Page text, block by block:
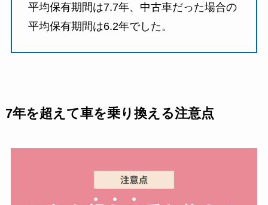
平均保有期間は7.7年、中古車だった場合の
平均保有期間は6.2年でした。
7年を超えて車を乗り換える注意点